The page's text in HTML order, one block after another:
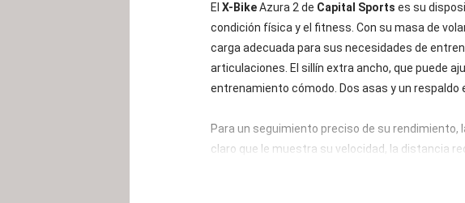
El X-BikeAzura 2 de Capital Sports es su
condición física y el fitness. Con su masa de
carga adecuada para sus necesidades de
articulaciones. El sillín extra ancho, que puede
entrenamiento cómodo. Dos asas y un respaldo
Para un seguimiento preciso de su rendimiento,
claro que le muestra su velocidad, la distancia